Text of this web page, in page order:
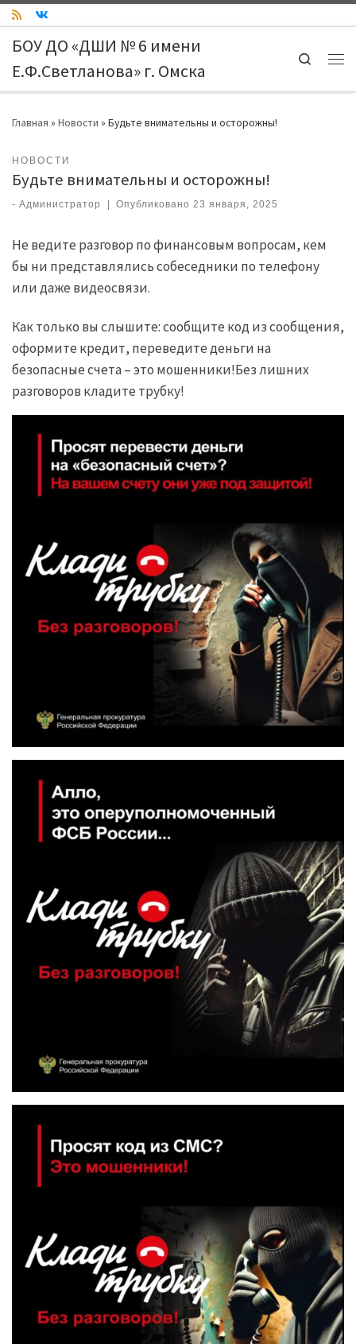
Skip to content
БОУ ДО «ДШИ № 6 имени
Е.Ф.Светланова» г. Омска
Search
Главная » Новости » Будьте внимательны и осторожны!
НОВОСТИ
Будьте внимательны и осторожны!
- Администратор | Опубликовано 23 января, 2025
Не ведите разговор по финансовым вопросам, кем
бы ни представлялись собеседники по телефону
или даже видеосвязи.
Как только вы слышите: сообщите код из сообщения,
оформите кредит, переведите деньги на
безопасные счета – это мошенники!Без лишних
разговоров кладите трубку!